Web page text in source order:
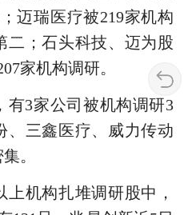
迈瑞医疗被219家机构
二；石头科技、迈为股
家机构调研。
有3家公司被机构调研3
、三鑫医疗、威力传动
。
上机构扎堆调研股中，